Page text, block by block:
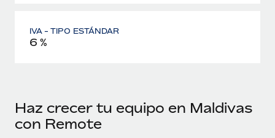
IVA - TIPO ESTÁNDAR
6 %
Haz crecer tu equipo en Maldivas
con Remote